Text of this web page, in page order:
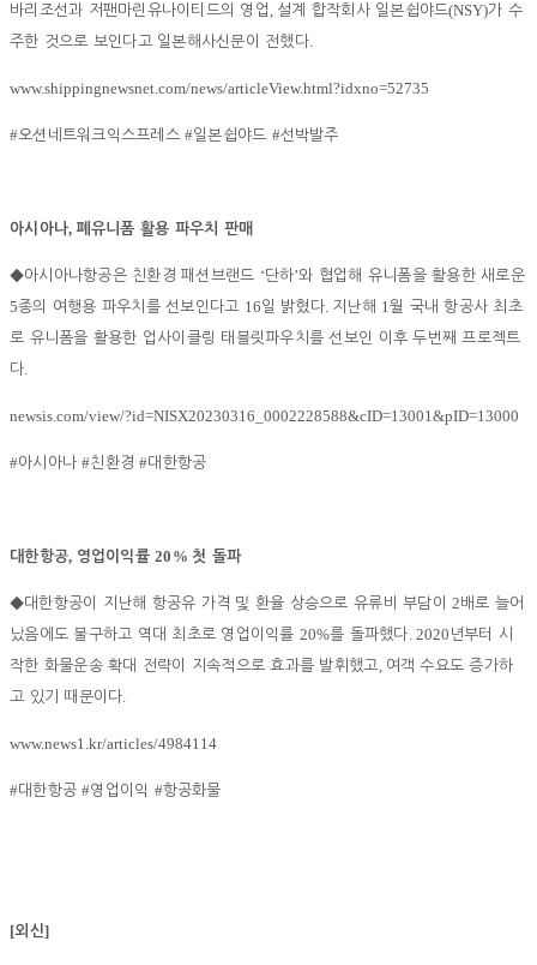
바리조선과 저팬마린유나이티드의 영업 , 설계 합작회사 일본쉽야드(NSY)가 수
주한 것으로 보인다고 일본해사신문이 전했다.
www.shippingnewsnet.com/news/articleView.html?idxno=52735
#오션네트워크익스프레스#일본쉽야드 #선박발주
아시아나,폐유니폼 활용 파우치 판매
◆아시아나항공은 친환경 패션브랜드 ‘단하’와 협업해 유니폼을 활용한 새로운
5종의 여행용 파우치를 선보인다고 16일 밝혔다. 지난해 1월 국내 항공사 최초
로 유니폼을 활용한 업사이클링 태블릿파우치를 선보인 이후 두번째 프로젝트
다.
newsis.com/view/?id=NISX20230316_0002228588&cID=13001&pID=13000
#아시아나#친환경#대한항공
대한항공, 영업이익률20% 첫 돌파
◆대한항공이 지난해 항공유 가격 및 환율 상승으로 유류비 부담이2배로 늘어
났음에도 불구하고 역대 최초로 영업이익률 20%를 돌파했다. 2020 년부터 시
작한 화물운송 확대 전략이 지속적으로 효과를 발휘했고, 여객 수요도 증가하
고 있기 때문이다.
www.news1.kr/articles/4984114
#대한항공#영업이익 #항공화물
[외신]